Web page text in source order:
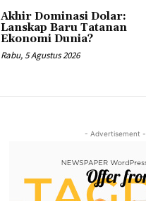
Akhir Dominasi Dolar:
Lanskap Baru Tatanan
Ekonomi Dunia?
Rabu, 5 Agustus 2026
- Advertisement -